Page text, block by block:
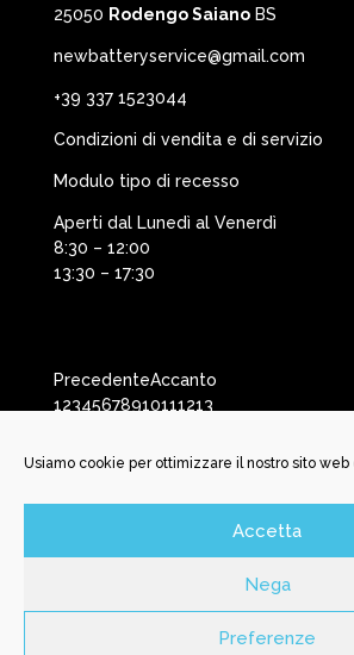
Usiamo cookie per ottimizzare il nostro sito web
Accetta
Nega
Preferenze
25050 Rodengo SaianoBS
newbatteryservice@gmail.com
+39 337 1523044
Condizioni di vendita e di servizio
Modulo tipo di recesso
Aperti dal Lunedì al Venerdì
8:30 – 12:00
13:30 – 17:30
PrecedenteAccanto
12345678910111213
©️ New Battery Service Srl | Via San
Versato € 10.000,00 |